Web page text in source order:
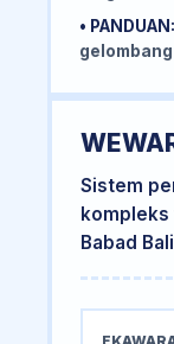
• PANDUAN:
Sistem
kompleks
Babad